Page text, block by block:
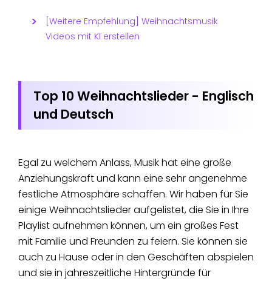
[Weitere Empfehlung] Weihnachtsmusik
Videos mit KI erstellen
Top 10 Weihnachtslieder - Englisch
und Deutsch
Egal zu welchem Anlass, Musik hat eine große
Anziehungskraft und kann eine sehr angenehme
festliche Atmosphäre schaffen. Wir haben für Sie
einige Weihnachtslieder aufgelistet, die Sie in Ihre
Playlist aufnehmen können, um ein großes Fest
mit Familie und Freunden zu feiern. Sie können sie
auch zu Hause oder in den Geschäften abspielen
und sie in jahreszeitliche Hintergründe für